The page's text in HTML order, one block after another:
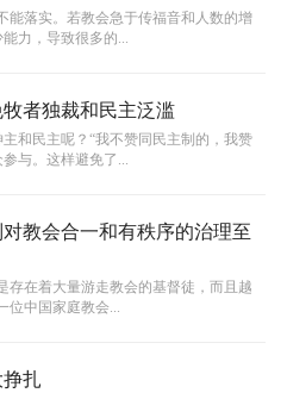
能落实。若教会急于传福音和人数的增
力，导致很多的...
者独裁和民主泛滥
和民主呢？“我不赞同民主制的，我赞
与。这样避免了...
教会合一和有秩序的治理至
存在着大量游走教会的基督徒，而且越
中国家庭教会...
扎